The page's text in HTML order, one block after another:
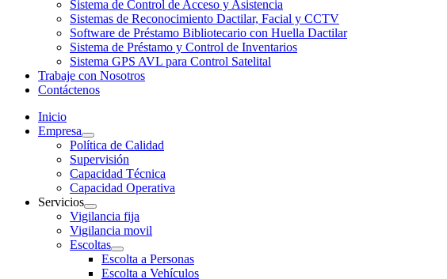
Sistema de Control de Acceso y Asistencia
Sistemas de Reconocimiento Dactilar, Facial y CCTV
Software de Préstamo Bibliotecario con Huella Dactilar
Sistema de Préstamo y Control de Inventarios
Sistema GPS AVL para Control Satelital
Trabaje con Nosotros
Contáctenos
Inicio
Empresa
Política de Calidad
Supervisión
Capacidad Técnica
Capacidad Operativa
Servicios
Vigilancia fija
Vigilancia movil
Escoltas
Escolta a Personas
Escolta a Vehículos